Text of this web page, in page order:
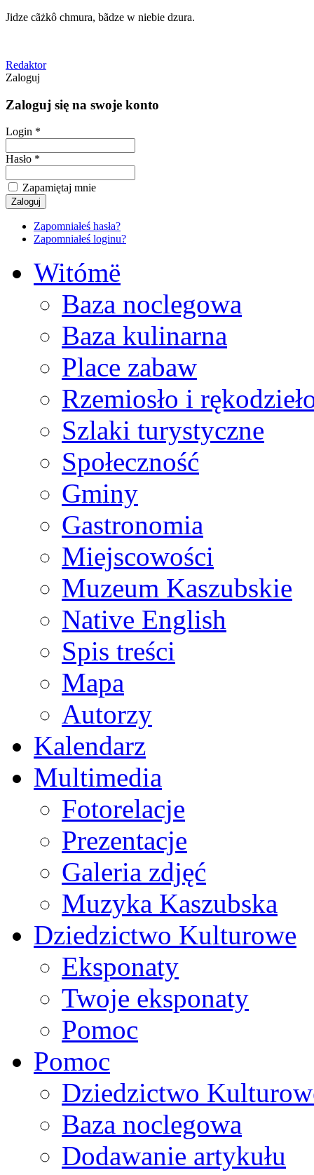
Jidze cãżkô chmura, bãdze w niebie dzura.
Redaktor
Zaloguj
Zaloguj się na swoje konto
Login *
Hasło *
Zapamiętaj mnie
Zapomniałeś hasła?
Zapomniałeś loginu?
Witómë
Baza noclegowa
Baza kulinarna
Place zabaw
Rzemiosło i
Szlaki turystyczne
Społeczność
Gminy
Gastronomia
Miejscowości
Muzeum Kaszubskie
Native English
Spis treści
Mapa
Autorzy
Kalendarz
Multimedia
Fotorelacje
Prezentacje
Galeria zdjęć
Muzyka Kaszubska
Dziedzictwo Kulturowe
Eksponaty
Twoje eksponaty
Pomoc
Pomoc
Dziedzictwo
Baza noclegowa
Dodawanie artykułu